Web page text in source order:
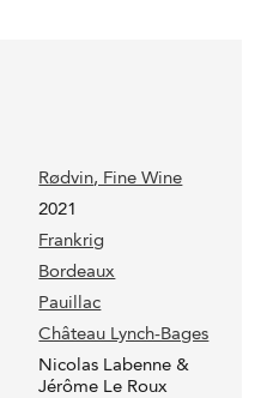
Rødvin, Fine Wine
2021
Frankrig
Bordeaux
Pauillac
Château Lynch-Bages
Nicolas Labenne &
Jérôme Le Roux